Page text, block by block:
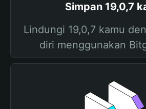
Simpan 19,0,7
Lindungi 19,0,7 kamu
diri menggunakan